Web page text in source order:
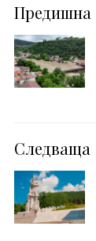
Предишна
Следваща